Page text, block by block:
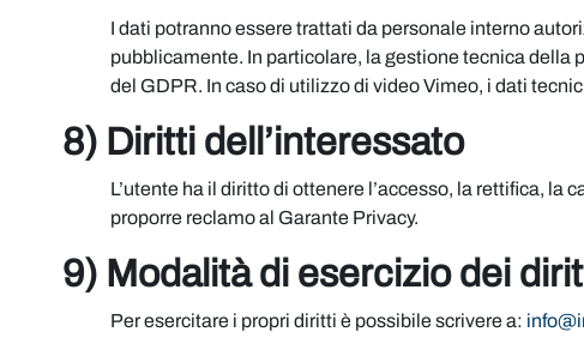
I dati potranno essere trattati da personale interno
pubblicamente. In particolare, la gestione tecnica della
del GDPR. In caso di utilizzo di video Vimeo, i dati
8) Diritti dell’interessato
L’utente ha il diritto di ottenere l’accesso, la rettifica,
proporre reclamo al Garante Privacy.
9) Modalità di esercizio dei
Per esercitare i propri diritti è possibile scrivere a: